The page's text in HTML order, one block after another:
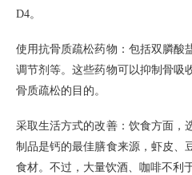
D4。
使用抗骨质疏松药物：包括双膦酸
调节剂等。这些药物可以抑制骨吸
骨质疏松的目的。
采取生活方式的改善：饮食方面，
制品是钙的最佳膳食来源，虾皮、
食材。不过，大量饮酒、咖啡不利